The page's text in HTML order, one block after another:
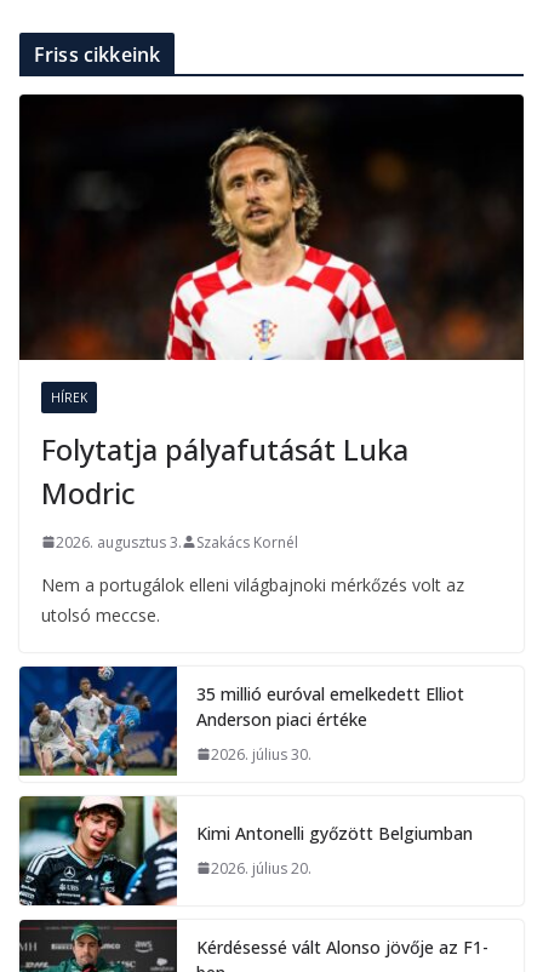
Friss cikkeink
HÍREK
Folytatja pályafutását Luka
Modric
2026. augusztus 3. Szakács Kornél
Nem a portugálok elleni világbajnoki mérkőzés volt az
utolsó meccse.
35 millió euróval emelkedett Elliot
Anderson piaci értéke
2026. július 30.
Kimi Antonelli győzött Belgiumban
2026. július 20.
Kérdésessé vált Alonso jövője az F1-